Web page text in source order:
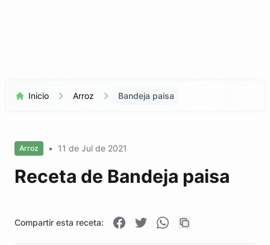
Inicio Arroz Bandeja paisa
Arroz • 11 de Jul de 2021
Receta de Bandeja paisa
Compartir esta receta: